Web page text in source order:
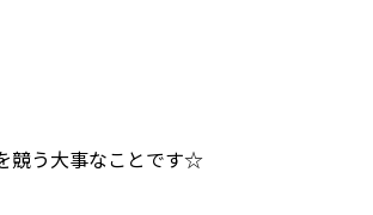
競う大事なことです☆